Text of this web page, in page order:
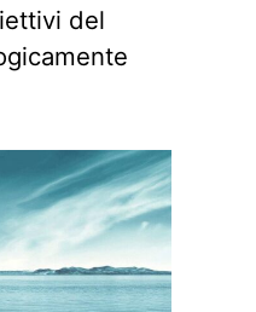
del